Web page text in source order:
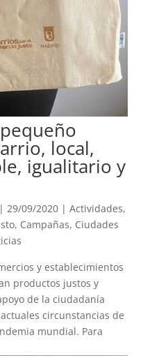
local,
igualitario y
29/09/2020 | Actividades,
, Campañas, Ciudades
y establecimientos
productos justos y
de la ciudadanía
circunstancias de
mundial. Para